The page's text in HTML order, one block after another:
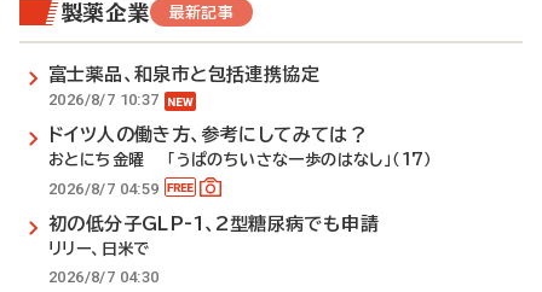
製薬企業 最新記事
富士薬品、和泉市と包括連携協定
2026/8/7 10:37
ドイツ人の働き方、参考にしてみては？
おとにち金曜 「うぱのちいさな一歩のはなし」（17）
2026/8/7 04:59
初の低分子GLP-1、2型糖尿病でも申請
リリー、日米で
2026/8/7 04:30